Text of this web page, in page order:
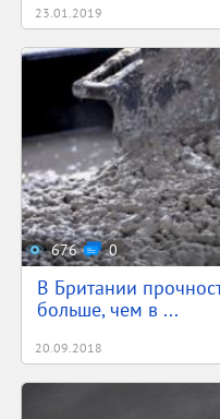
23.01.2019
676 0
В Британии
больше, чем в ...
20.09.2018